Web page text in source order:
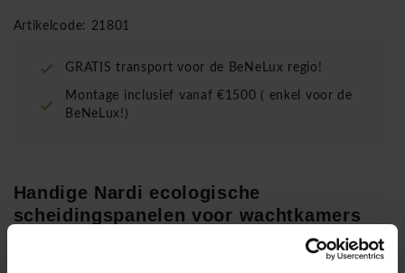
Artikelcode: 21801
GRATIS transport voor de BeNeLux regio!
Montage inclusief vanaf €1500 ( enkel voor de
BeNeLux!)
Handige Nardi ecologische
scheidingspanelen voor wachtkamers